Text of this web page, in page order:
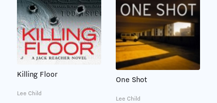
Killing Floor
Lee Child
One Shot
Lee Child